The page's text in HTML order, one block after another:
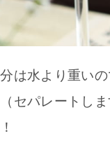
は水より重い
セパレートし